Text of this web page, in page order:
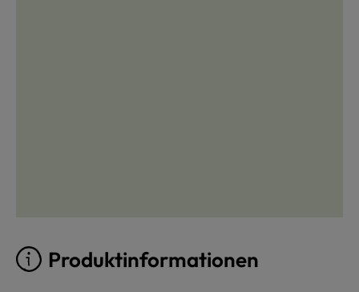
Produktinformationen